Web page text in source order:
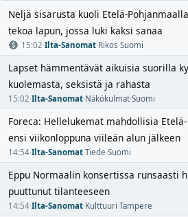
Neljä sisarusta kuoli Etelä-
tekoa lapun, jossa luki kaksi sanaa
15:02·Ilta-Sanomat·Rikos·Suomi
Lapset hämmentävät aikuisia suorilla
kuolemasta, seksistä ja rahasta
15:02·Ilta-Sanomat·Näkökulmat·Suomi
Foreca: Hellelukemat mahdollisia Etelä-
ensi viikonloppuna viileän alun jälkeen
14:54·Ilta-Sanomat·Tiede·Suomi
Eppu Normaalin konsertissa runsaasti
puuttunut tilanteeseen
14:54·Ilta-Sanomat·Kulttuuri·Tampere